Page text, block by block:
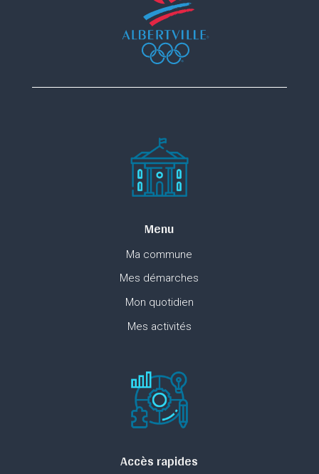
Menu
Ma commune
Mes démarches
Mon quotidien
Mes activités
Accès rapides